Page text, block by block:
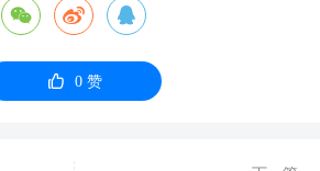
  
 0赞